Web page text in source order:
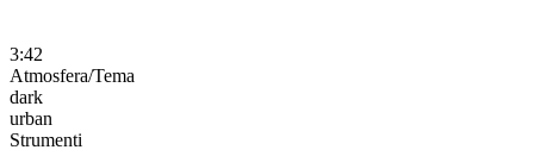
3:42
Atmosfera/Tema
dark
urban
Strumenti